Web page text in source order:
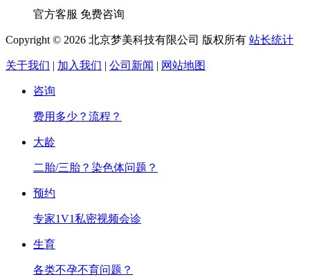
官方客服 免费咨询
Copyright © 2026 北京梦美科技有限公司 版权所有 站长统计
关于我们 | 加入我们 | 公司新闻 | 网站地图
咨询
费用多少？流程？
大龄
二胎/三胎？染色体问题？
预约
专家1V1私密视频会诊
生育
各类不孕不育问题？